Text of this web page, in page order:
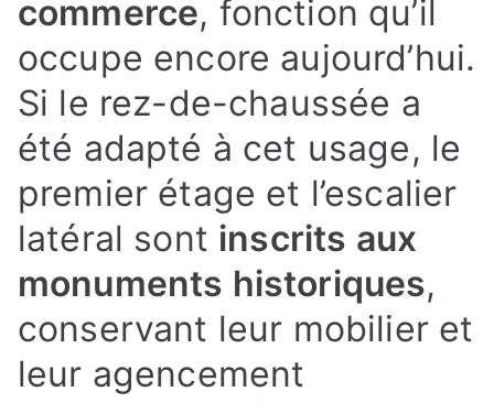
commerce, fonction qu’il
occupe encore aujourd’hui.
Si le rez-de-chaussée a
été adapté à cet usage, le
premier étage et l’escalier
latéral sont inscrits aux
monuments historiques,
conservant leur mobilier et
leur agencement